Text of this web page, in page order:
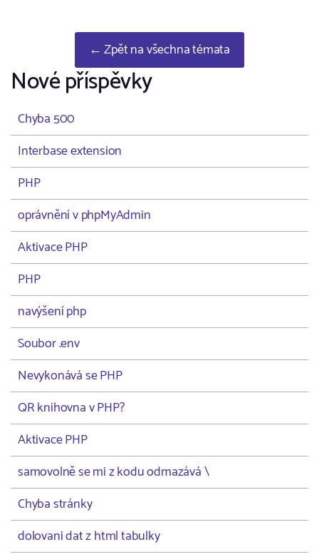
← Zpět na všechna témata
Nové příspěvky
Chyba 500
Interbase extension
PHP
oprávnění v phpMyAdmin
Aktivace PHP
PHP
navýšení php
Soubor .env
Nevykonává se PHP
QR knihovna v PHP?
Aktivace PHP
samovolně se mi z kodu odmazává \
Chyba stránky
dolovani dat z html tabulky